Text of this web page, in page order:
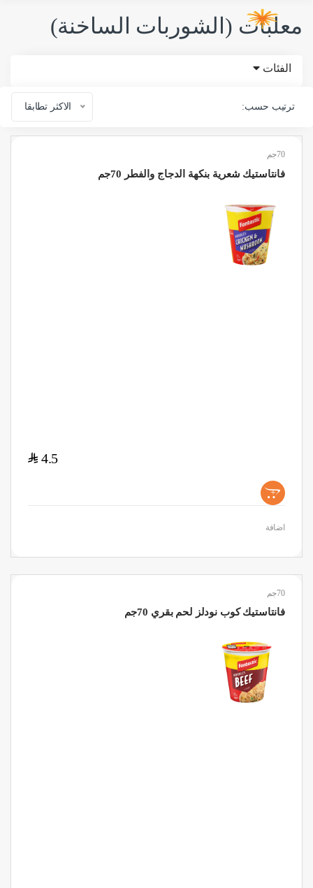
معلبات (الشوربات الساخنة)
الفئات
ترتيب حسب: الاكثر تطابقا
70جم
فانتاستيك شعرية بنكهة الدجاج والفطر 70جم
4.5
$
+
اضافة
70جم
فانتاستيك كوب نودلز لحم بقري 70جم